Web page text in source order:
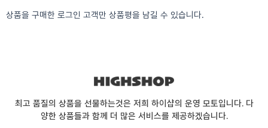
상품을 구매한 로그인 고객만 상품평을 남길 수 있습니다.
최고 품질의 상품을 선물하는것은 저희 하이샵의 운영 모토입니다. 다
양한 상품들과 함께 더 많은 서비스를 제공하겠습니다.